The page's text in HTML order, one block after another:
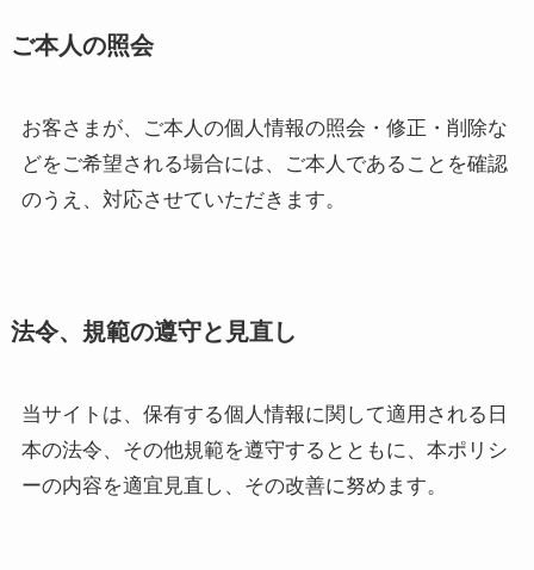
ご本人の照会
お客さまが、ご本人の個人情報の照会・修正・削除な
どをご希望される場合には、ご本人であることを確認
のうえ、対応させていただきます。
法令、規範の遵守と見直し
当サイトは、保有する個人情報に関して適用される日
本の法令、その他規範を遵守するとともに、本ポリシ
ーの内容を適宜見直し、その改善に努めます。